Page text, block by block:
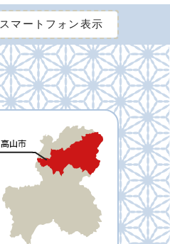
スマートフォン表示